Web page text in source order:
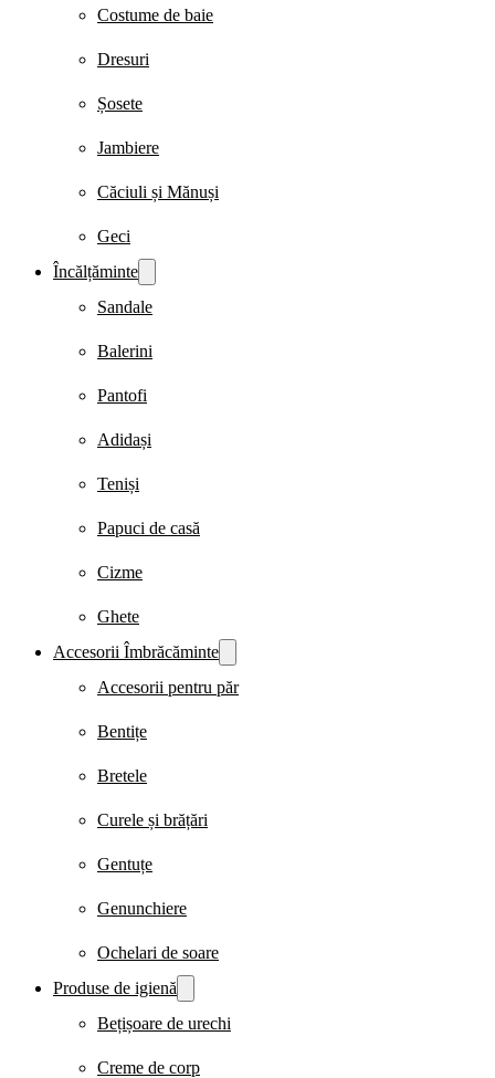
Costume de baie
Dresuri
Șosete
Jambiere
Căciuli și Mănuși
Geci
Încălțăminte
Sandale
Balerini
Pantofi
Adidași
Teniși
Papuci de casă
Cizme
Ghete
Accesorii Îmbrăcăminte
Accesorii pentru păr
Bentițe
Bretele
Curele și brățări
Gentuțe
Genunchiere
Ochelari de soare
Produse de igienă
Bețișoare de urechi
Creme de corp